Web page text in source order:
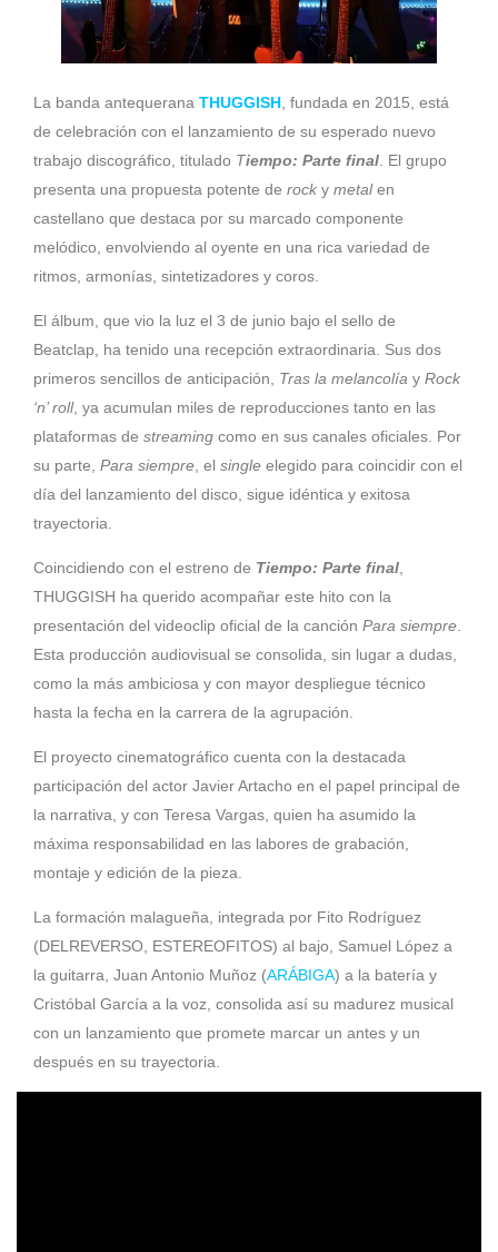
La banda antequerana THUGGISH , fundada en 2015, está
de celebración con el lanzamiento de su esperado nuevo
trabajo discográfico, titulado Tiempo: Parte final . El grupo
presenta una propuesta potente de rock y metalen
castellano que destaca por su marcado componente
melódico, envolviendo al oyente en una rica variedad de
ritmos, armonías, sintetizadores y coros.
El álbum, que vio la luz el 3 de junio bajo el sello de
Beatclap, ha tenido una recepción extraordinaria. Sus dos
primeros sencillos de anticipación, Tras la melancolía y Rock
‘n’ roll, ya acumulan miles de reproducciones tanto en las
plataformas de streaming como en sus canales oficiales. Por
su parte, Para siempre , el single elegido para coincidir con el
día del lanzamiento del disco, sigue idéntica y exitosa
trayectoria.
Coincidiendo con el estreno de Tiempo: Parte final
THUGGISH ha querido acompañar este hito con la
presentación del videoclip oficial de la canción Para siempre
Esta producción audiovisual se consolida, sin lugar a dudas,
como la más ambiciosa y con mayor despliegue técnico
hasta la fecha en la carrera de la agrupación.
El proyecto cinematográfico cuenta con la destacada
participación del actor Javier Artacho en el papel principal de
la narrativa, y con Teresa Vargas, quien ha asumido la
máxima responsabilidad en las labores de grabación,
montaje y edición de la pieza.
La formación malagueña, integrada por Fito Rodríguez
(DELREVERSO, ESTEREOFITOS) al bajo, Samuel López a
la guitarra, Juan Antonio Muñoz (ARÁBIGA) a la batería y
Cristóbal García a la voz, consolida así su madurez musical
con un lanzamiento que promete marcar un antes y un
después en su trayectoria.